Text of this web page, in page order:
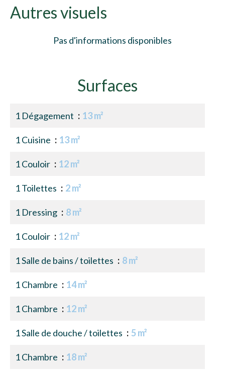
Autres visuels
Pas d'informations disponibles
Surfaces
1 Dégagement 13 m²
1 Cuisine 13 m²
1 Couloir 12 m²
1 Toilettes 2 m²
1 Dressing 8 m²
1 Couloir 12 m²
1 Salle de bains / toilettes 8 m²
1 Chambre 14 m²
1 Chambre 12 m²
1 Salle de douche / toilettes 5 m²
1 Chambre 18 m²